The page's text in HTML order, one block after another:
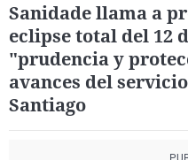
Sanidade llama a
eclipse total del 12
"prudencia y
avances del
Santiago